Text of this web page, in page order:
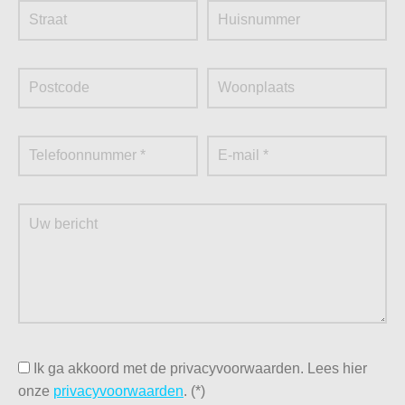
Een degelijke oplossing
Contante vergoedin
Containers
service voor zowel te wisselen containers als nieuwe
geplaatste containers.
Ik ga akkoord met de privacyvoorwaarden. Lees hier
onze privacyvoorwaarden. (*)